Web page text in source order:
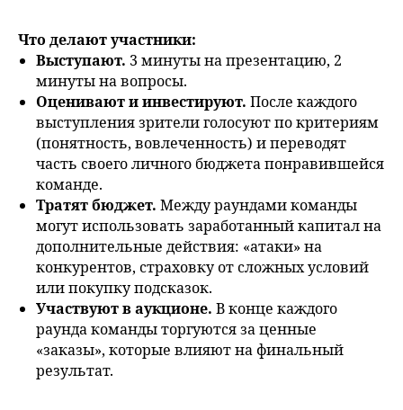
Что делают участники:
Выступают. 3 минуты на презентацию, 2
минуты на вопросы.
Оценивают и инвестируют. После каждого
выступления зрители голосуют по критериям
(понятность, вовлеченность) и переводят
часть своего личного бюджета понравившейся
команде.
Тратят бюджет. Между раундами команды
могут использовать заработанный капитал на
дополнительные действия: «атаки» на
конкурентов, страховку от сложных условий
или покупку подсказок.
Участвуют в аукционе. В конце каждого
раунда команды торгуются за ценные
«заказы», которые влияют на финальный
результат.